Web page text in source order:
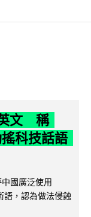
英文 稱
科技話語
國廣泛使用
語，認為做法侵蝕